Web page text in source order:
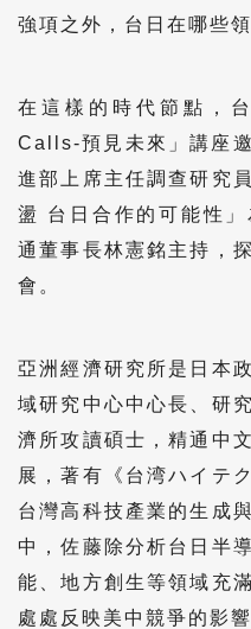
強項之外，台日在哪些
在這樣的時代節點，
Calls-預見未來」講座
進部上席主任調查研究
盪 台日合作的可能性
通董事長林憲銘主持，
會。
亞洲經濟研究所是日本
域研究中心中心長、研
濟所攻讀碩士，精通中
展，著有《台湾ハイテ
台灣高科技產業的生成
中，佐藤除分析台日半
能、地方創生等領域充
處處反映美中競爭的影